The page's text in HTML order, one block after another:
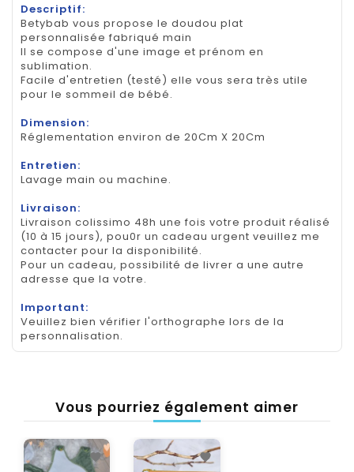
Descriptif:
Betybab vous propose le doudou plat
personnalisée fabriqué main
Il se compose d'une image et prénom en
sublimation.
Facile d'entretien (testé) elle vous sera très utile
pour le sommeil de bébé.
Dimension:
Réglementation environ de 20Cm X 20Cm
Entretien:
Lavage main ou machine.
Livraison:
Livraison colissimo 48h une fois votre produit réalisé
(10 à 15 jours), pou0r un cadeau urgent veuillez me
contacter pour la disponibilité.
Pour un cadeau, possibilité de livrer a une autre
adresse que la votre.
Important:
Veuillez bien vérifier l'orthographe lors de la
personnalisation.
Vous pourriez également aimer